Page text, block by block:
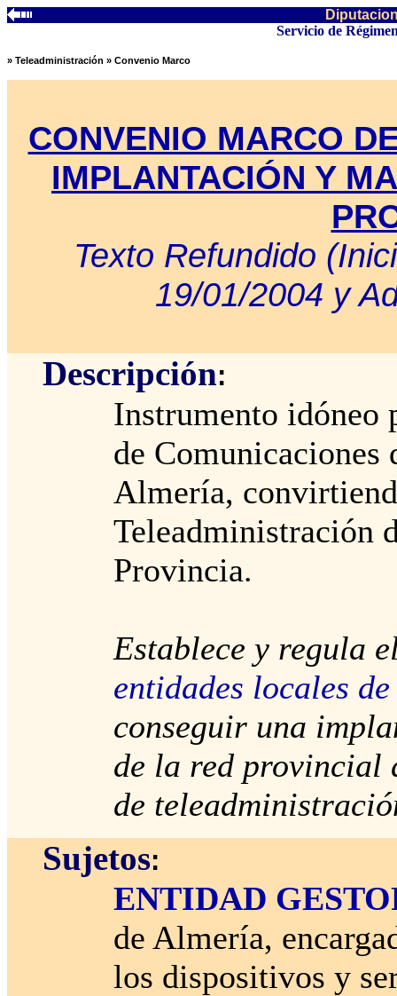
Servicio de
» Teleadministración » Convenio Marco
CONVENIO MARCO
IMPLANTACIÓN Y
Texto Refundido
19/01/2004 y
Descripción:
Instrumento idóneo
de
Almería,
Teleadministración
Provincia.
Establece y regula
entidades locales
conseguir una
de la red provincial
de
Sujetos:
ENTIDAD
de Almería,
los dispositivos y